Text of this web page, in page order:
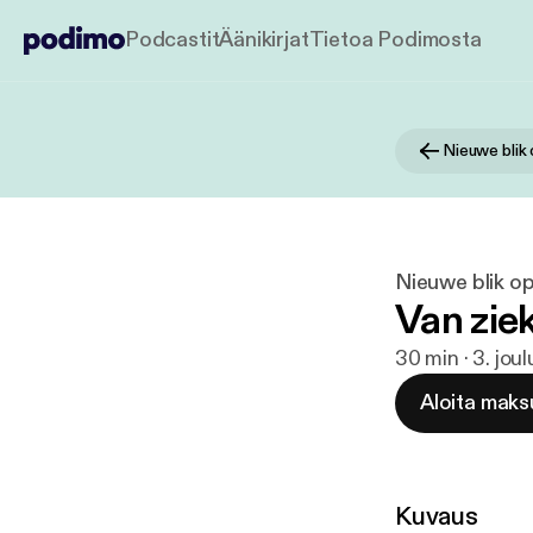
PodcastitÄänikirjatTietoa Podimosta
Nieuwe blik
Nieuwe blik
Van
30 min · 3.
Aloita
Kuvaus